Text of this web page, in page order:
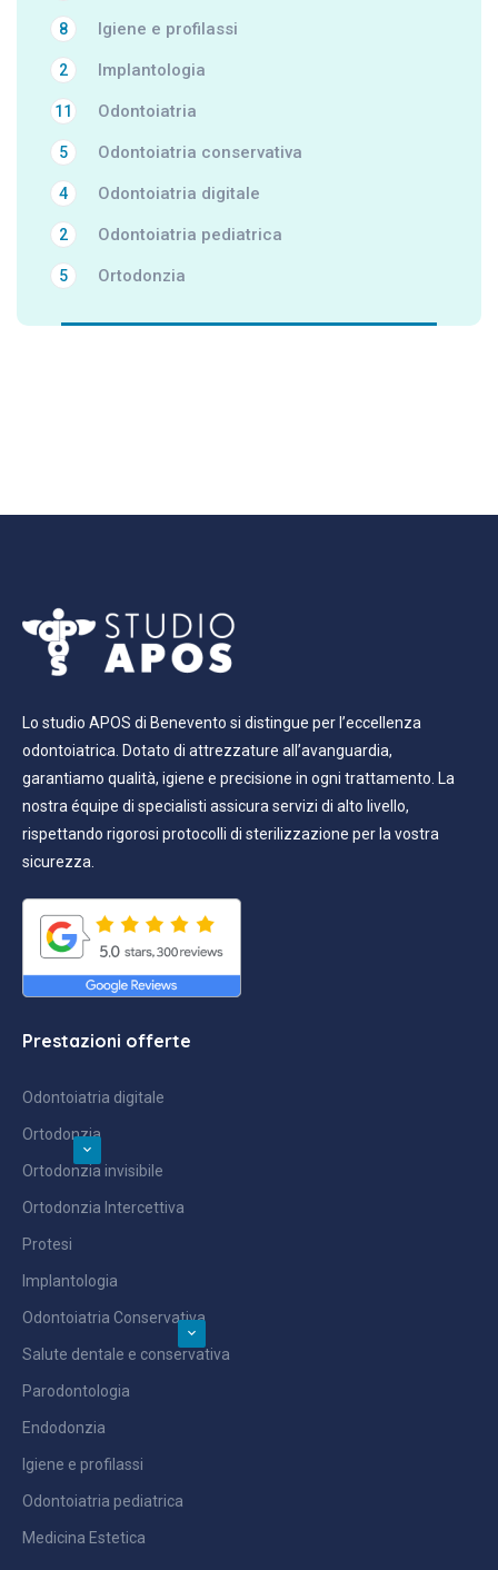
Igiene e profilassi
8
Implantologia
2
Odontoiatria
11
Odontoiatria conservativa
5
Odontoiatria digitale
4
Odontoiatria pediatrica
2
Ortodonzia
5
Lo studio APOS di Benevento si distingue per l’eccellenza
odontoiatrica. Dotato di attrezzature all’avanguardia,
garantiamo qualità, igiene e precisione in ogni trattamento. La
nostra équipe di specialisti assicura servizi di alto livello,
rispettando rigorosi protocolli di sterilizzazione per la vostra
sicurezza.
Prestazioni offerte
Odontoiatria digitale
Ortodonzia
Ortodonzia invisibile
Ortodonzia Intercettiva
Protesi
Implantologia
Odontoiatria Conservativa
Salute dentale e conservativa
Parodontologia
Endodonzia
Igiene e profilassi
Odontoiatria pediatrica
Medicina Estetica